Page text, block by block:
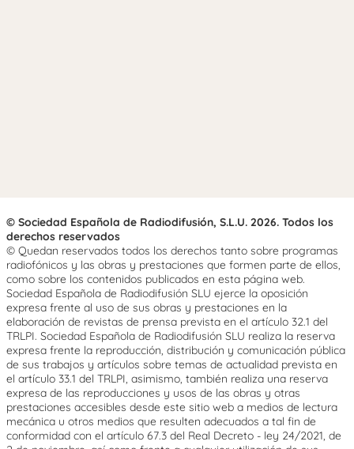
© Sociedad Española de Radiodifusión, S.L.U. 2026. Todos los
derechos reservados
© Quedan reservados todos los derechos tanto sobre programas
radiofónicos y las obras y prestaciones que formen parte de ellos,
como sobre los contenidos publicados en esta página web.
Sociedad Española de Radiodifusión SLU ejerce la oposición
expresa frente al uso de sus obras y prestaciones en la
elaboración de revistas de prensa prevista en el artículo 32.1 del
TRLPI. Sociedad Española de Radiodifusión SLU realiza la reserva
expresa frente la reproducción, distribución y comunicación pública
de sus trabajos y artículos sobre temas de actualidad prevista en
el artículo 33.1 del TRLPI, asimismo, también realiza una reserva
expresa de las reproducciones y usos de las obras y otras
prestaciones accesibles desde este sitio web a medios de lectura
mecánica u otros medios que resulten adecuados a tal fin de
conformidad con el artículo 67.3 del Real Decreto - ley 24/2021, de